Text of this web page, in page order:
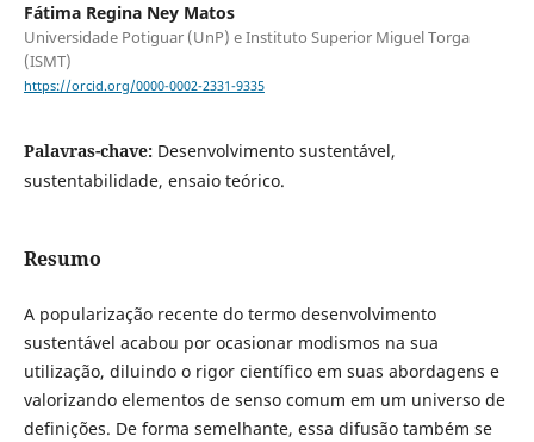
Fátima Regina Ney Matos
Universidade Potiguar (UnP) e Instituto Superior Miguel Torga
(ISMT)
https://orcid.org/0000-0002-2331-9335
Palavras-chave: Desenvolvimento sustentável,
sustentabilidade, ensaio teórico.
Resumo
A popularização recente do termo desenvolvimento
sustentável acabou por ocasionar modismos na sua
utilização, diluindo o rigor científico em suas abordagens e
valorizando elementos de senso comum em um universo de
definições. De forma semelhante, essa difusão também se